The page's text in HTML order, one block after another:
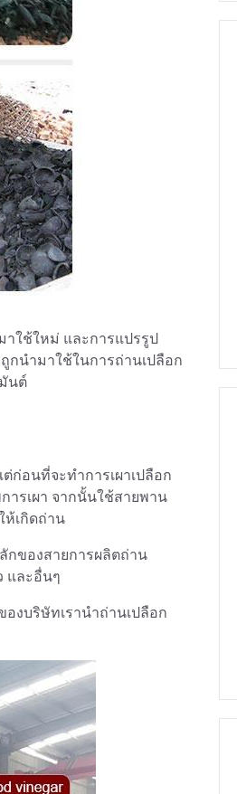
าใช้ใหม่ และการแปรรูป
กนำมาใช้ในการถ่านเปลือก
นต์
ก่อนที่จะทำการเผาเปลือก
ารเผา จากนั้นใช้สายพาน
ห้เกิดถ่าน
กของสายการผลิตถ่าน
และอื่นๆ
งบริษัทเรานำถ่านเปลือก